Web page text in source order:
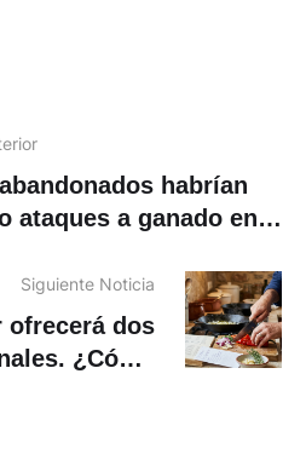
habrían
ataques a ganado en
Siguiente Noticia
ofrecerá dos
¿Cómo